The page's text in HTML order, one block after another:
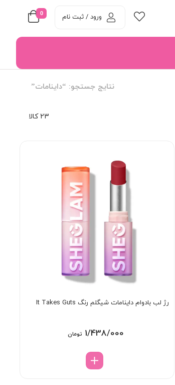
0 ورود / ثبت نام
نتایج جستجو: “داینامات”
23 کالا
رژ لب بادوام داینامات شیگلم رنگ It Takes Guts
1/438/000 تومان